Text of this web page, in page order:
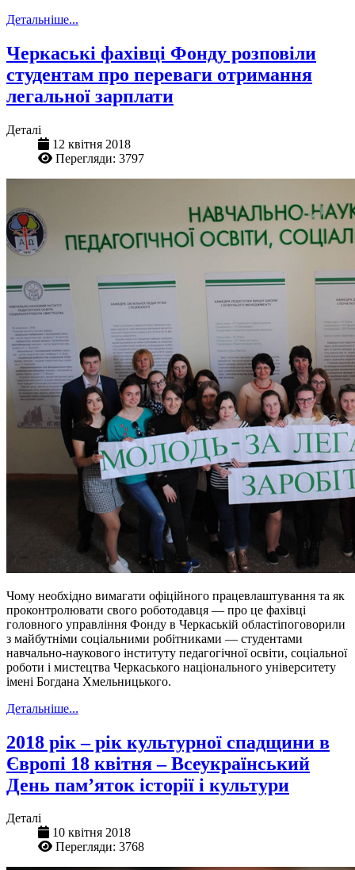
Детальніше...
Черкаські фахівці Фонду розповіли
студентам про переваги отримання
легальної зарплати
Деталі
12 квітня 2018
Перегляди: 3797
Чому необхідно вимагати офіційного працевлаштування та як
проконтролювати свого роботодавця — про це фахівці
головного управління Фонду в Черкаській областіпоговорили
з майбутніми соціальними робітниками — студентами
навчально-наукового інституту педагогічної освіти, соціальної
роботи і мистецтва Черкаського національного університету
імені Богдана Хмельницького.
Детальніше...
2018 рік – рік культурної спадщини в
Європі 18 квітня – Всеукраїнський
День пам’яток історії і культури
Деталі
10 квітня 2018
Перегляди: 3768